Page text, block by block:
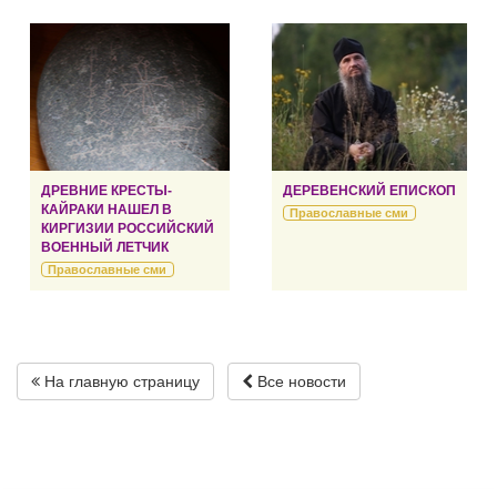
ДРЕВНИЕ КРЕСТЫ-
КАЙРАКИ НАШЕЛ В
КИРГИЗИИ РОССИЙСКИЙ
ВОЕННЫЙ ЛЕТЧИК
Православные сми
ДЕРЕВЕНСКИЙ ЕПИСКОП
Православные сми
На главную страницу Все новости